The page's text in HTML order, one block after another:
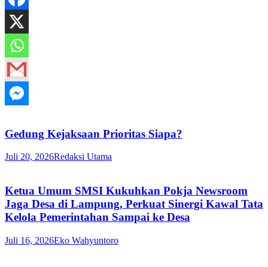
Gedung Kejaksaan Prioritas Siapa?
Juli 20, 2026Redaksi Utama
Ketua Umum SMSI Kukuhkan Pokja Newsroom
Jaga Desa di Lampung, Perkuat Sinergi Kawal Tata
Kelola Pemerintahan Sampai ke Desa
Juli 16, 2026Eko Wahyuntoro